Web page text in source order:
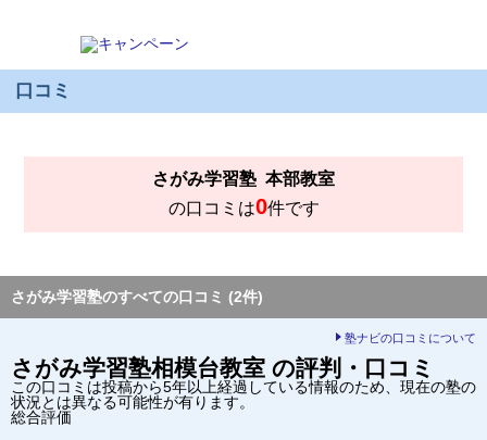
口コミ
さがみ学習塾 本部教室
の口コミは0件です
さがみ学習塾のすべての口コミ (2件)
塾ナビの口コミについて
さがみ学習塾相模台教室 の評判・口コミ
この口コミは投稿から5年以上経過している情報のため、現在の塾の
状況とは異なる可能性が有ります。
総合評価